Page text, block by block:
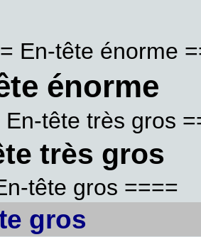
En-tête énorme
énorme
En-tête très gros
très gros
tête gros ====
gros